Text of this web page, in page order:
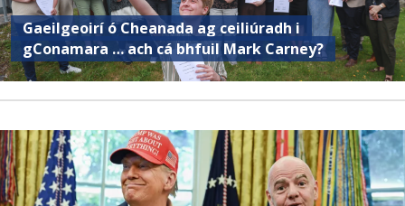
Gaeilgeoirí ó Cheanada ag ceiliúradh i
gConamara … ach cá bhfuil Mark Carney?